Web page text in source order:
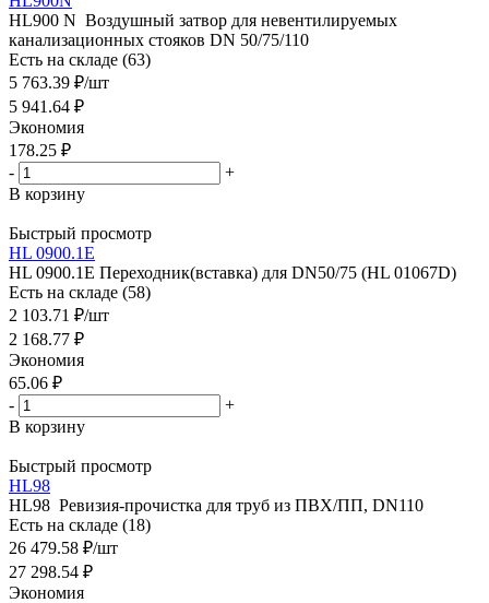
HL900 N Воздушный затвор для невентилируемых
канализационных стояков DN 50/75/110
Есть на складе (63)
5 763.39 ₽/шт
5 941.64 ₽
Экономия
178.25 ₽
-
+
В корзину
Быстрый просмотр
HL 0900.1E
HL 0900.1E Переходник(вставка) для DN50/75 (HL 01067D)
Есть на складе (58)
2 103.71 ₽/шт
2 168.77 ₽
Экономия
65.06 ₽
-
+
В корзину
Быстрый просмотр
HL98
HL98 Ревизия-прочистка для труб из ПВХ/ПП, DN110
Есть на складе (18)
26 479.58 ₽/шт
27 298.54 ₽
Экономия